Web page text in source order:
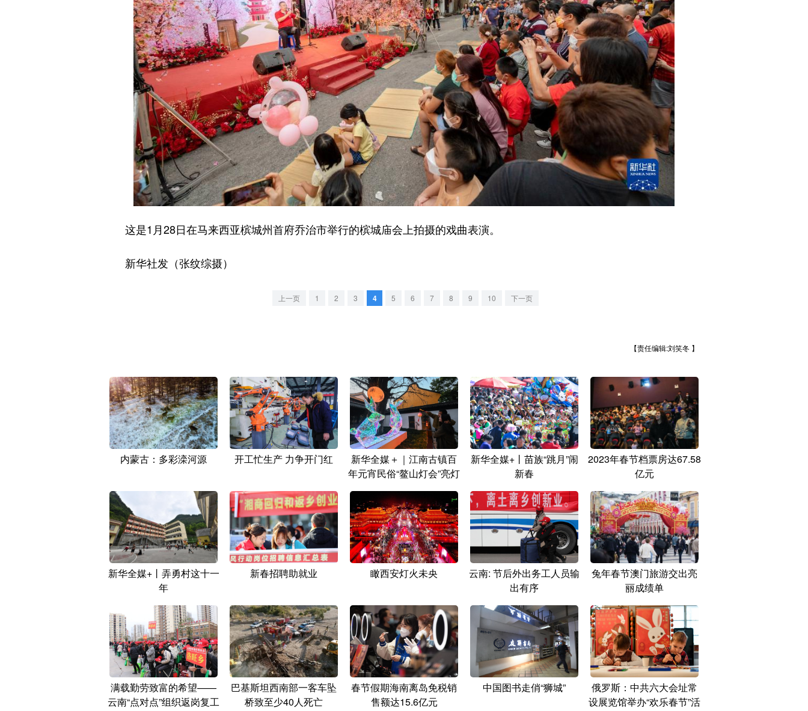
这是1月28日在马来西亚槟城州首府乔治市举行的槟城庙会上拍摄的戏曲表演。
新华社发（张纹综摄）
上一页 1 2 3 4 5 6 7 8 9 10 下一页
【责任编辑:刘笑冬 】
内蒙古：多彩滦河源 开工忙生产 力争开门红
新华全媒＋｜江南古镇百
年元宵民俗“鳌山灯会”亮灯
新华全媒+丨苗族“跳月”闹
新春
2023年春节档票房达67.58
亿元
新华全媒+丨弄勇村这十一
年
新春招聘助就业 瞰西安灯火未央
云南: 节后外出务工人员输
出有序
兔年春节澳门旅游交出亮
丽成绩单
满载勤劳致富的希望——
云南“点对点”组织返岗复工
巴基斯坦西南部一客车坠
桥致至少40人死亡
春节假期海南离岛免税销
售额达15.6亿元
中国图书走俏“狮城”
俄罗斯：中共六大会址常
设展览馆举办“欢乐春节”活